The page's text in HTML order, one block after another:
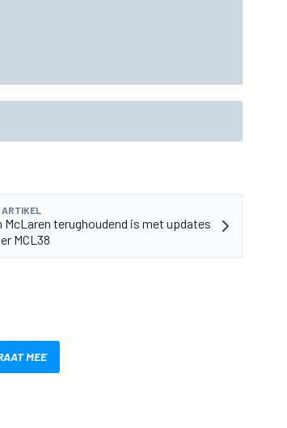
ARTIKEL
McLaren terughoudend is met updates
MCL38
MEE